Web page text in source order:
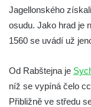
Hrad Valdštejn
Rousínovský
Hrad Švamberk
Jagellonského
osudu. Jako hrad je
1560 se uvádí už
Od Rabštejna je
níž se vypíná čelo
Přibližně ve středu